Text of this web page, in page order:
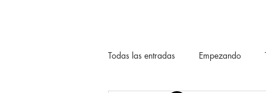
Todas las entradas Empezando